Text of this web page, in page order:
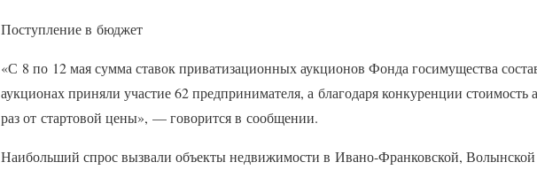
Поступление в бюджет
«С 8 по 12 мая сумма ставок приватизационных аукционов Фонда госимущества
аукционах приняли участие 62 предпринимателя, а благодаря конкуренции стоимость
раз от стартовой цены», — говорится в сообщении.
Наибольший спрос вызвали объекты недвижимости в Ивано-Франковской, Волынской